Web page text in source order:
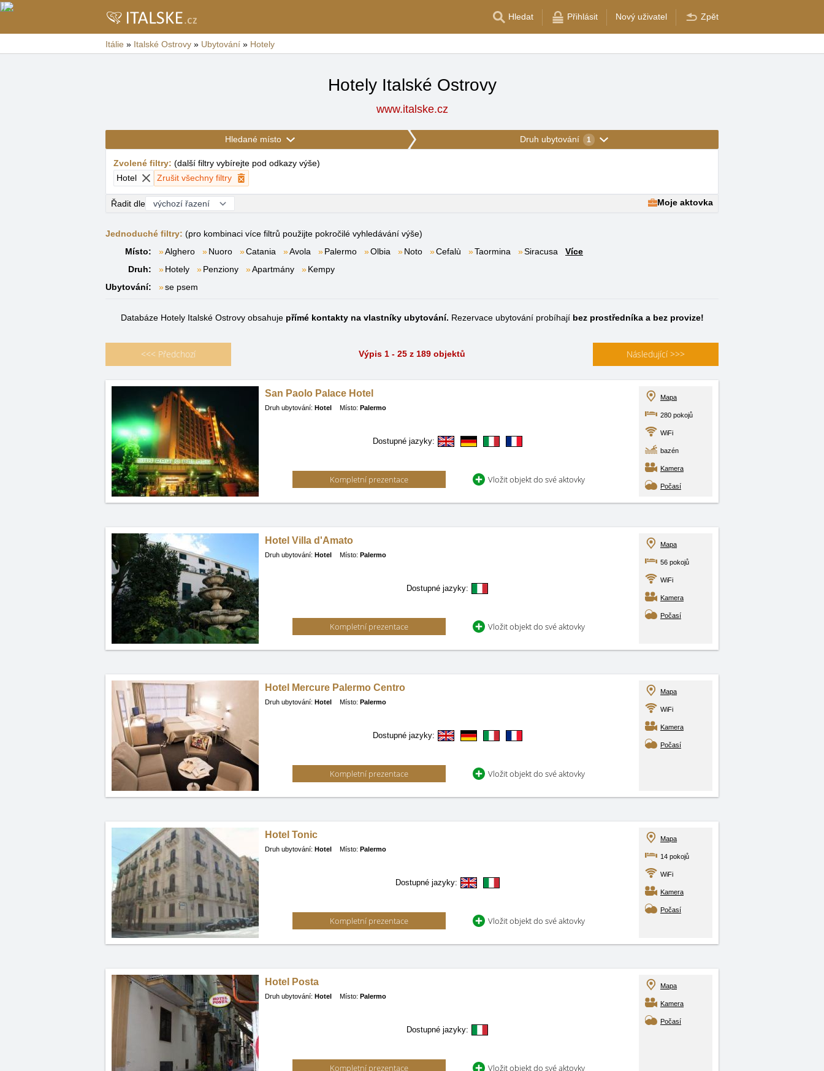
Hledat Přihlásit Nový uživatel Zpět
Itálie » Italské Ostrovy » Ubytování » Hotely
Hotely Italské Ostrovy
www.italske.cz
Hledané místo Druh ubytování 1
Zvolené filtry: (další filtry vybírejte pod odkazy výše)
Hotel
Zrušit všechny filtry
Řadit dle Moje aktovka
Jednoduché filtry: (pro kombinaci více filtrů použijte pokročilé vyhledávání výše)
Místo:
Alghero Nuoro Catania Avola Palermo Olbia Noto Cefalù Taormina Siracusa
Více
Druh:
Hotely Penziony Apartmány
Kempy
Ubytování:
se psem
Databáze Hotely Italské Ostrovy obsahuje přímé kontakty na vlastníky ubytování. Rezervace ubytování probíhají bez prostředníka a bez provize!
<<< Předchozí Výpis 1 - 25 z 189 objektů Následující>>>
San Paolo Palace Hotel
Druh ubytování: Hotel Místo: Palermo
Dostupné jazyky:
Kompletní prezentace Vložit objekt do své aktovky
Mapa
280 pokojů
WiFi
bazén
Kamera
Počasí
Hotel Villa d'Amato
Druh ubytování: Hotel Místo: Palermo
Dostupné jazyky:
Kompletní prezentace Vložit objekt do své aktovky
Mapa
56 pokojů
WiFi
Kamera
Počasí
Hotel Mercure Palermo Centro
Druh ubytování: Hotel Místo: Palermo
Dostupné jazyky:
Kompletní prezentace Vložit objekt do své aktovky
Mapa
WiFi
Kamera
Počasí
Hotel Tonic
Druh ubytování: Hotel Místo: Palermo
Dostupné jazyky:
Kompletní prezentace Vložit objekt do své aktovky
Mapa
14 pokojů
WiFi
Kamera
Počasí
Hotel Posta
Druh ubytování: Hotel Místo: Palermo
Dostupné jazyky:
Kompletní prezentace Vložit objekt do své aktovky
Mapa
Kamera
Počasí